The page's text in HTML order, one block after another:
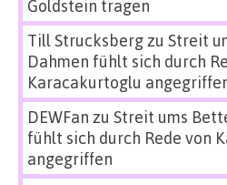
Goldstein tragen
Till Strucksbergzu Streit
Dahmen fühlt sich durch
Karacakurtoglu
DEWFan zu Streit ums
fühlt sich durch Rede von
angegriffen